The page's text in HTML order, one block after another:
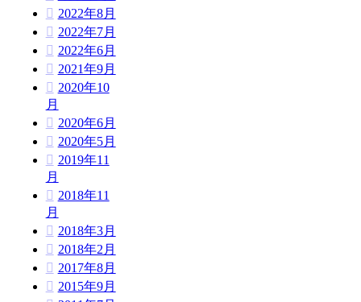
2022年8月
2022年7月
2022年6月
2021年9月
2020年10
月
2020年6月
2020年5月
2019年11
月
2018年11
月
2018年3月
2018年2月
2017年8月
2015年9月